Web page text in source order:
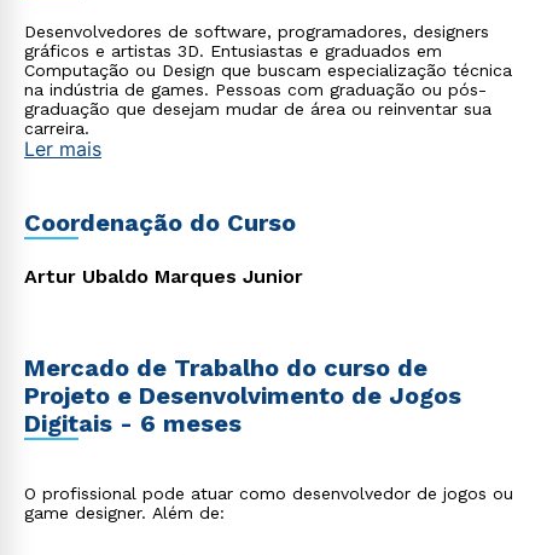
Desenvolvedores de software, programadores, designers
gráficos e artistas 3D. Entusiastas e graduados em
Computação ou Design que buscam especialização técnica
na indústria de games. Pessoas com graduação ou pós-
graduação que desejam mudar de área ou reinventar sua
carreira.
Ler mais
Coordenação do Curso
Artur Ubaldo Marques Junior
Mercado de Trabalho do curso de
Projeto e Desenvolvimento de Jogos
Digitais - 6 meses
O profissional pode atuar como desenvolvedor de jogos ou
game designer. Além de: